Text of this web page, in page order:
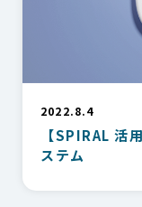
2022.8.4
【SPIRAL 活
ステム